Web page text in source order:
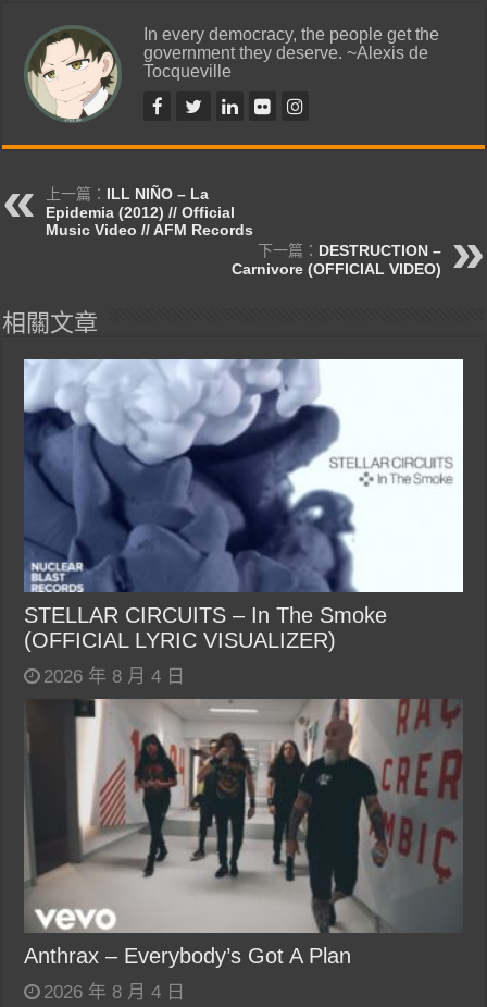
In every democracy, the people get the
government they deserve. ~Alexis de
Tocqueville
上一篇： ILL NIÑO – La
Epidemia (2012) // Official
Music Video // AFM Records
下一篇： DESTRUCTION –
Carnivore (OFFICIAL VIDEO)
相關文章
STELLAR CIRCUITS – In The Smoke
(OFFICIAL LYRIC VISUALIZER)
2026 年 8 月 4 日
Anthrax – Everybody’s Got A Plan
2026 年 8 月 4 日